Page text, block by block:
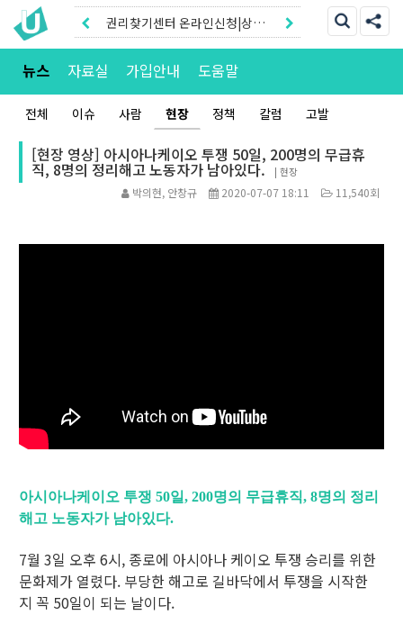
권리찾기센터 온라인신청|상담
톡
권리찾기유니온 조합원|후원안
뉴스 자료실 가입안내 도움말
전체 이슈 사람 현장 정책 칼럼 고발
[현장 영상] 아시아나케이오 투쟁 50일, 200명의 무급휴
직, 8명의 정리해고 노동자가 남아있다. |현장
박의현, 안창규 2020-07-07 18:11 11,540회
아시아나케이오 투쟁 50일, 200명의 무급휴직, 8명의 정리
해고 노동자가 남아있다.
7월 3일 오후 6시, 종로에 아시아나 케이오 투쟁 승리를 위한
문화제가 열렸다. 부당한 해고로 길바닥에서 투쟁을 시작한
지 꼭 50일이 되는 날이다.